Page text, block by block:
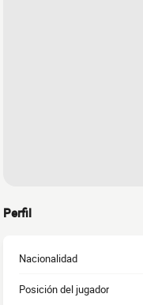
Perfil
Nacionalidad
Posición del jugador